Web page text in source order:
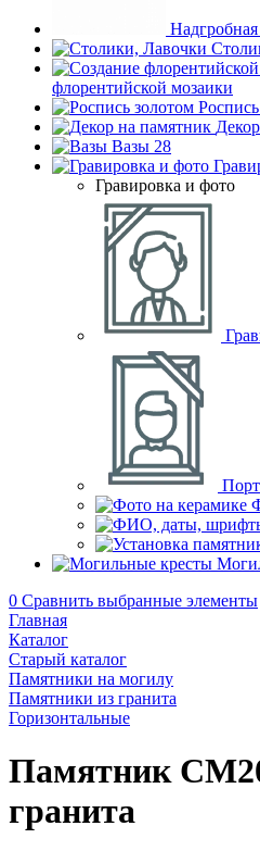
флорентийской мозаики
Вазы 28
Гравировка и фото
0 Сравнить выбранные элементы
Главная
Каталог
Старый каталог
Памятники на могилу
Памятники из гранита
Горизонтальные
Памятник
гранита